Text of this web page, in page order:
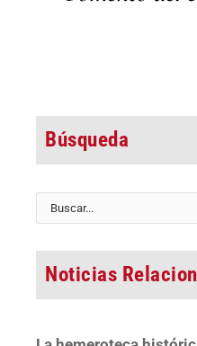
Búsqueda
Buscar:
Noticias